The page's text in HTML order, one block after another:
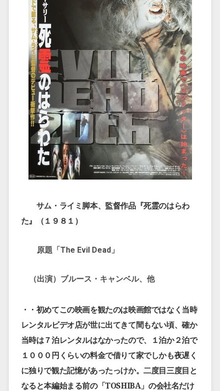
サム・ライミ脚本、監督作品『死霊のはらわ
た』（１９８１）
原題「The Evil Dead」
（出演）ブルース・キャンベル、他
・・初めてこの映画を観たのは映画館ではなく当時
レンタルビデオ店が世に出てきて間もない頃、確か
当時は７泊レンタルはなかったので、１泊か２泊で
１０００円くらいの料金で借りて家でしかも夜遅く
に独りで観た記憶があったっけか。二度目三度目と
なると本編始まる前の「TOSHIBA」の会社名だけ